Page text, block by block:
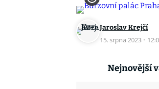
Jaroslav Krejčí
15. srpna 2023 ·
Nejnovější